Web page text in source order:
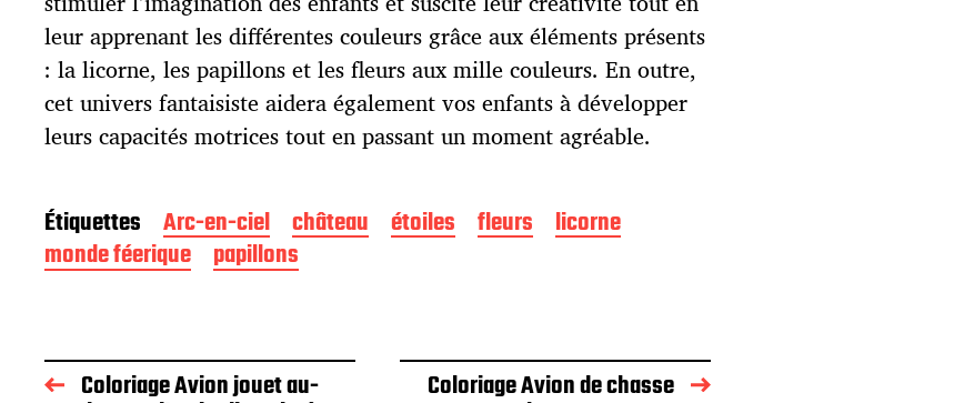
c
a
t
i
o
n
leur apprenant les différentes couleurs grâce aux éléments présents
: la licorne, les papillons et les fleurs aux mille couleurs. En outre,
cet univers fantaisiste aidera également vos enfants à développer
leurs capacités motrices tout en passant un moment agréable.
Étiquettes Arc-en-ciel château étoiles fleurs
licorne
monde féerique
papillons
Coloriage Avion jouet au- Coloriage Avion de chasse